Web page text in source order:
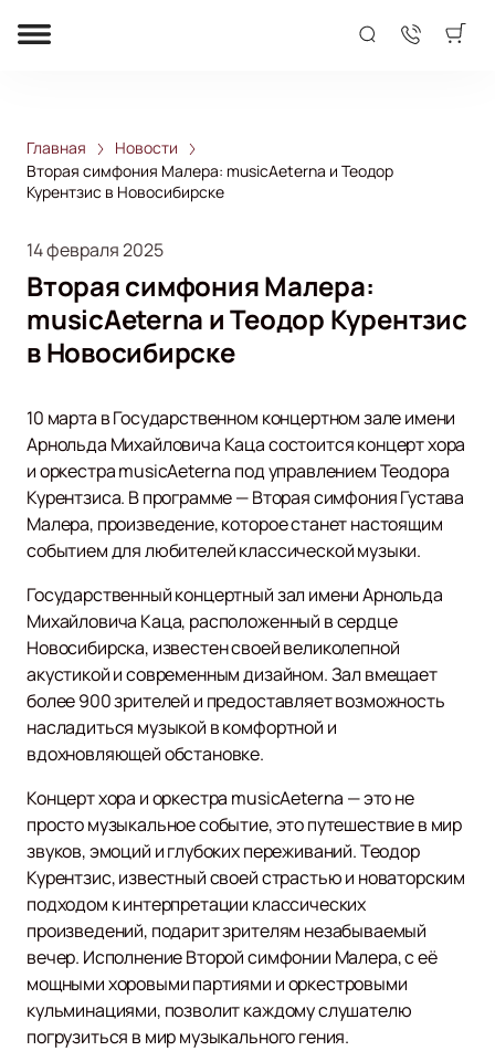
Главная
Новости
Вторая симфония Малера: musicAeterna и Теодор
Курентзис в Новосибирске
14 февраля 2025
Вторая симфония Малера:
musicAeterna и Теодор Курентзис
в Новосибирске
10 марта в Государственном концертном зале имени
Арнольда Михайловича Каца состоится концерт хора
и оркестра musicAeterna под управлением Теодора
Курентзиса. В программе — Вторая симфония Густава
Малера, произведение, которое станет настоящим
событием для любителей классической музыки.
Государственный концертный зал имени Арнольда
Михайловича Каца, расположенный в сердце
Новосибирска, известен своей великолепной
акустикой и современным дизайном. Зал вмещает
более 900 зрителей и предоставляет возможность
насладиться музыкой в комфортной и
вдохновляющей обстановке.
Концерт хора и оркестра musicAeterna — это не
просто музыкальное событие, это путешествие в мир
звуков, эмоций и глубоких переживаний. Теодор
Курентзис, известный своей страстью и новаторским
подходом к интерпретации классических
произведений, подарит зрителям незабываемый
вечер. Исполнение Второй симфонии Малера, с её
мощными хоровыми партиями и оркестровыми
кульминациями, позволит каждому слушателю
погрузиться в мир музыкального гения.